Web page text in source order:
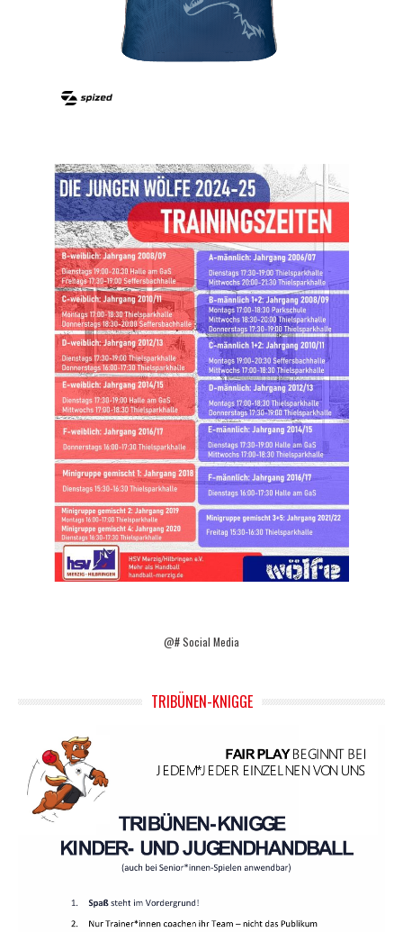
@# Social Media
TRIBÜNEN-KNIGGE